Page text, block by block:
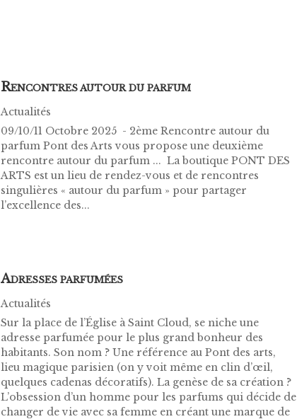
RENCONTRES AUTOUR DU PARFUM
Actualités
09/10/11 Octobre 2025 - 2ème Rencontre autour du
parfum Pont des Arts vous propose une deuxième
rencontre autour du parfum ... La boutique PONT DES
ARTS est un lieu de rendez-vous et de rencontres
singulières « autour du parfum » pour partager
l’excellence des...
ADRESSES PARFUMÉES
Actualités
Sur la place de l’Église à Saint Cloud, se niche une
adresse parfumée pour le plus grand bonheur des
habitants. Son nom ? Une référence au Pont des arts,
lieu magique parisien (on y voit même en clin d’œil,
quelques cadenas décoratifs). La genèse de sa création ?
L’obsession d’un homme pour les parfums qui décide de
changer de vie avec sa femme en créant une marque de